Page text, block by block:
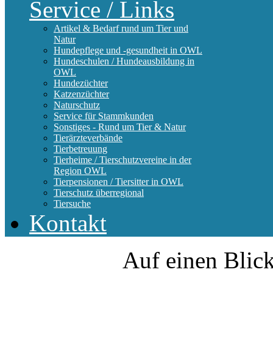
Service / Links
Artikel & Bedarf rund um Tier und
Natur
Hundepflege und -gesundheit in OWL
Hundeschulen / Hundeausbildung in
OWL
Hundezüchter
Katzenzüchter
Naturschutz
Service für Stammkunden
Sonstiges - Rund um Tier & Natur
Tierärzteverbände
Tierbetreuung
Tierheime / Tierschutzvereine in der
Region OWL
Tierpensionen / Tiersitter in OWL
Tierschutz überregional
Tiersuche
Kontakt
Auf einen